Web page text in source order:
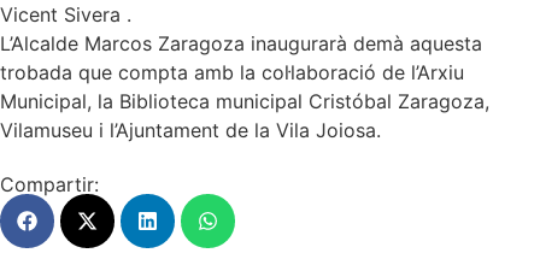
Vicent Sivera .
L’Alcalde Marcos Zaragoza inaugurarà demà aquesta
trobada que compta amb la col·laboració de l’Arxiu
Municipal, la Biblioteca municipal Cristóbal Zaragoza,
Vilamuseu i l’Ajuntament de la Vila Joiosa.
Compartir: